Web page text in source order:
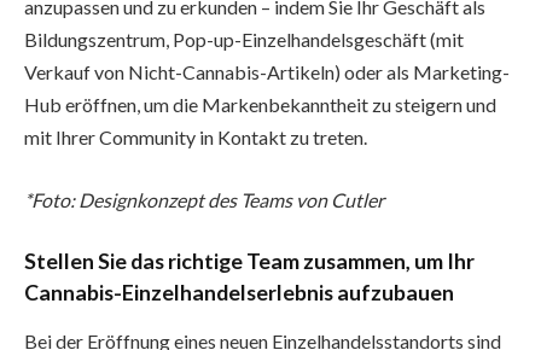
anzupassen und zu erkunden – indem Sie Ihr Geschäft als
Bildungszentrum, Pop-up-Einzelhandelsgeschäft (mit
Verkauf von Nicht-Cannabis-Artikeln) oder als Marketing-
Hub eröffnen, um die Markenbekanntheit zu steigern und
mit Ihrer Community in Kontakt zu treten.
*Foto: Designkonzept des Teams von Cutler
Stellen Sie das richtige Team zusammen, um Ihr
Cannabis-Einzelhandelserlebnis aufzubauen
Bei der Eröffnung eines neuen Einzelhandelsstandorts sind